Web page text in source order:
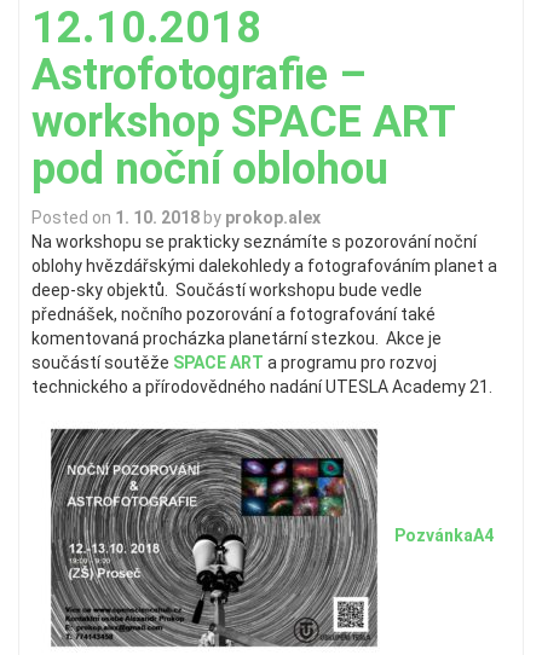
12.10.2018
Astrofotografie –
workshop SPACE ART
pod noční oblohou
Posted on 1. 10. 2018 by prokop.alex
Na workshopu se prakticky seznámíte s pozorování noční
oblohy hvězdářskými dalekohledy a fotografováním planet a
deep-sky objektů. Součástí workshopu bude vedle
přednášek, nočního pozorování a fotografování také
komentovaná procházka planetární stezkou. Akce je
součástí soutěže SPACE ART a programu pro rozvoj
technického a přírodovědného nadání UTESLA Academy 21.
PozvánkaA4